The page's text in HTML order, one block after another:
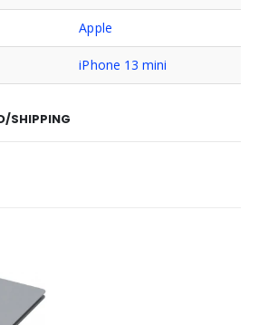
Apple
iPhone 13 mini
SHIPPING